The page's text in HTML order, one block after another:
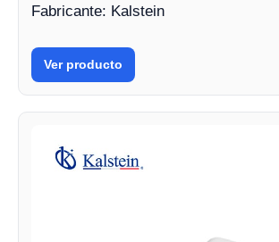
Fabricante: Kalstein
Ver producto